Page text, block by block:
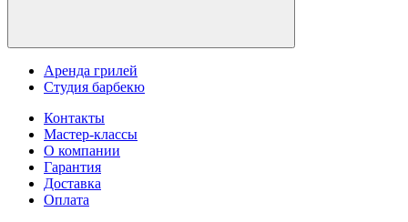
Аренда грилей
Студия барбекю
Контакты
Мастер-классы
О компании
Гарантия
Доставка
Оплата